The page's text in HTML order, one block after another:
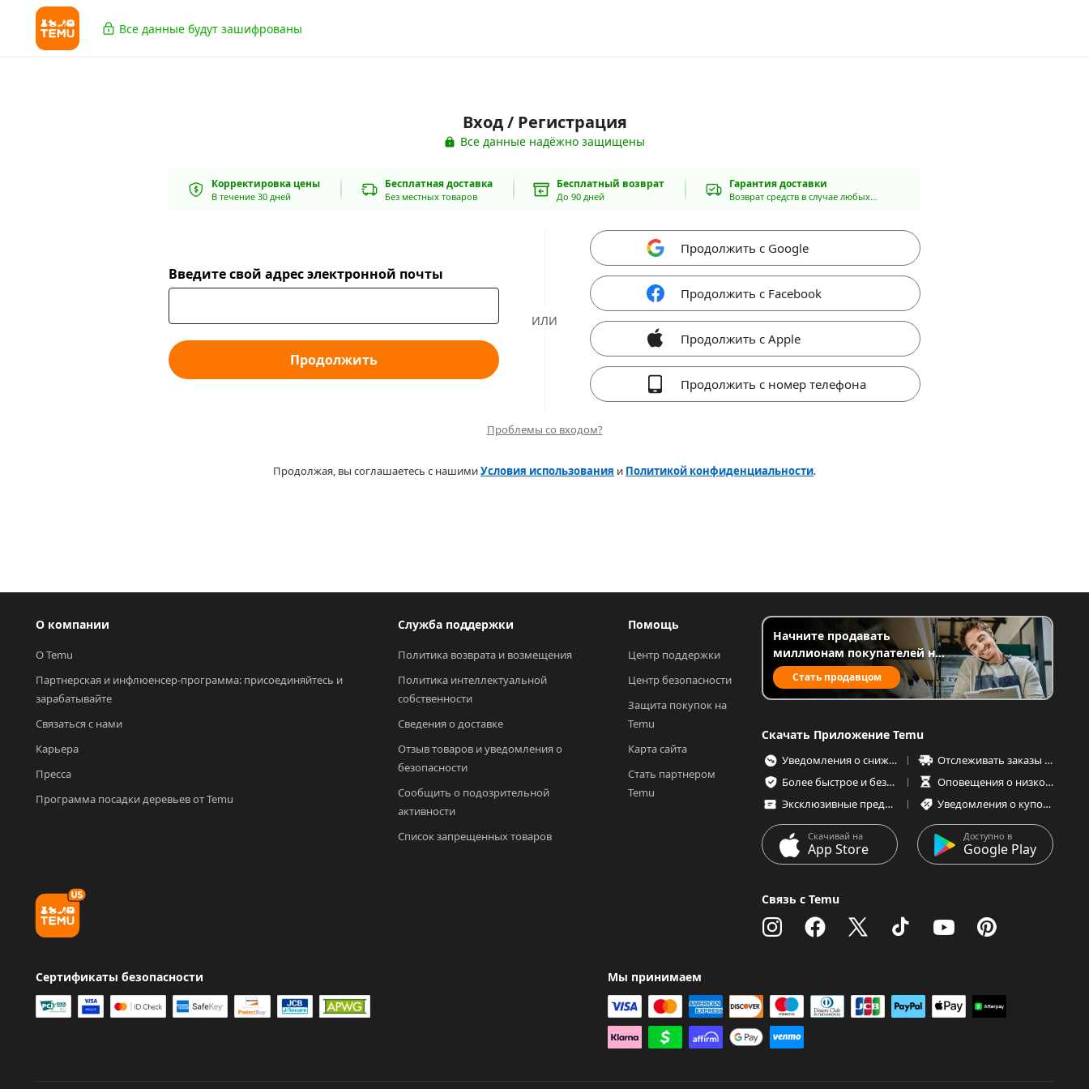
Все данные будут зашифрованы
Вход / Регистрация
Все данные надёжно защищены
Корректировка цены
В течение 30 дней
Бесплатная доставка
Без местных товаров
Бесплатный возврат
До 90 дней
Гарантия доставки
Возврат средств в случае любых
Введите свой адрес электронной почты
Продолжить
ИЛИ
Продолжить с Google
Продолжить с Facebook
Продолжить с Apple
Продолжить с номер телефона
Проблемы со входом?
Продолжая, вы соглашаетесь с нашимиУсловия использования и Политикой конфиденциальности.
О компании
О Temu
Партнерская и инфлюенсер-программа: присоединяйтесь и
зарабатывайте
Связаться с нами
Карьера
Пресса
Программа посадки деревьев от Temu
Служба поддержки
Политика возврата и возмещения
Политика интеллектуальной
собственности
Сведения о доставке
Отзыв товаров и уведомления о
безопасности
Сообщить о подозрительной
активности
Список запрещенных товаров
Помощь
Центр поддержки
Центр безопасности
Защита покупок на
Temu
Карта сайта
Стать партнером
Temu
Начните продавать
миллионам покупателей на
TemuСтать продавцом
Скачать Приложение Temu
Уведомления о снижении цен
Отслеживать заказы в любое время
Более быстрое и безопасное оформление заказа
Оповещения о низком запасе товаров
Эксклюзивные предложения
Уведомления о купонах и предложениях
Скачивай на
App Store
Доступно в
Google Play
Связь с Temu
Сертификаты безопасности Мы принимаем